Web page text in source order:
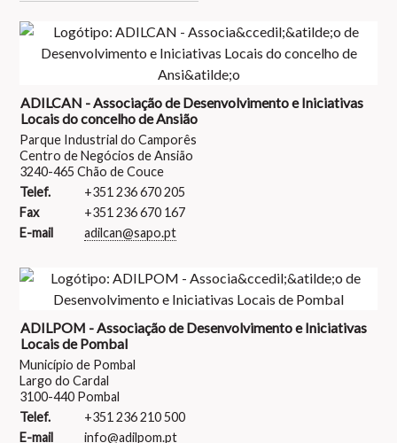
ADILCAN - Associação de Desenvolvimento e Iniciativas
Locais do concelho de Ansião
Parque Industrial do Camporês
Centro de Negócios de Ansião
3240-465 Chão de Couce
Telef.
+351 236 670 205
Fax
+351 236 670 167
E-mail
adilcan@sapo.pt
ADILPOM - Associação de Desenvolvimento e Iniciativas
Locais de Pombal
Município de Pombal
Largo do Cardal
3100-440 Pombal
Telef.
+351 236 210 500
E-mail
info@adilpom.pt